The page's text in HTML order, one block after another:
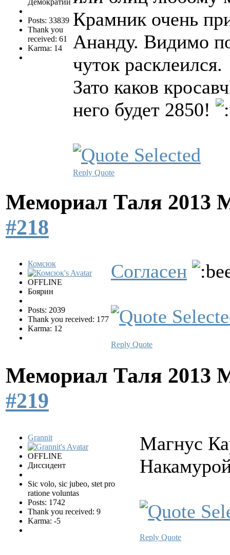
Posts: 33839
Thank you
received: 61
Karma: 14
Крамник очень
Ананду. Видимо
чуток расклеился.
Зато каков
него будет 2850!
Reply Quote
Мемориал Таля 2013
#218
Комсюк
OFFLINE
Боярин
Posts: 2039
Thank you received: 177
Karma: 12
Согласен
Reply Quote
Мемориал Таля 2013
#219
Grannit
OFFLINE
Диссидент
Sic volo, sic jubeo, stet pro
ratione voluntas
Posts: 1742
Thank you received: 9
Karma: -5
Магнус
Reply Quote